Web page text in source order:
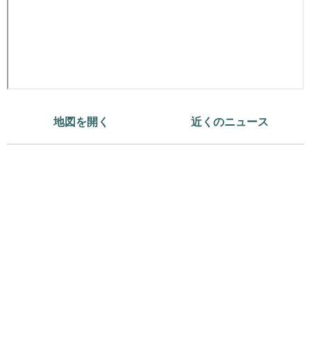
地図を開く 近くのニュース